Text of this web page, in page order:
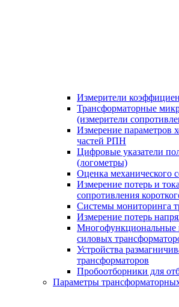
Измерители
Трансформаторные
(измерители
Измерение параметров
частей РПН
Цифровые указатели
(логометры)
Оценка механического
Измерение потерь и
сопротивления
Системы мониторинга
Измерение потерь
Многофункциональные
силовых
Устройства
трансформаторов
Пробоотборники для
Параметры